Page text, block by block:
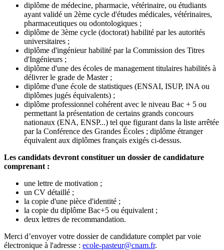
diplôme de médecine, pharmacie, vétérinaire, ou étudiants
ayant validé un 2ème cycle d'études médicales, vétérinaires,
pharmaceutiques ou odontologiques ;
diplôme de 3ème cycle (doctorat) habilité par les autorités
universitaires ;
diplôme d'ingénieur habilité par la Commission des Titres
d'Ingénieurs ;
diplôme d'une des écoles de management titulaires habilités à
délivrer le grade de Master ;
diplôme d'une école de statistiques (ENSAI, ISUP, INA ou
diplômes jugés équivalents) ;
diplôme professionnel cohérent avec le niveau Bac + 5 ou
permettant la présentation de certains grands concours
nationaux (ENA, ENSP...) tel que figurant dans la liste arrêtée
par la Conférence des Grandes Écoles ; diplôme étranger
équivalent aux diplômes français exigés ci-dessus.
Les candidats devront constituer un dossier de candidature
comprenant :
une lettre de motivation ;
un CV détaillé ;
la copie d'une pièce d'identité ;
la copie du diplôme Bac+5 ou équivalent ;
deux lettres de recommandation.
Merci d’envoyer votre dossier de candidature complet par voie
électronique à l'adresse : ecole-pasteur@cnam.fr.